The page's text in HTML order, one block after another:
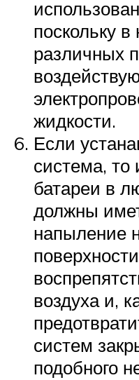
поскольку
различных
жидкости.
Если
система,
батареи в
должны
напыление
воздуха и,
систем
подобного